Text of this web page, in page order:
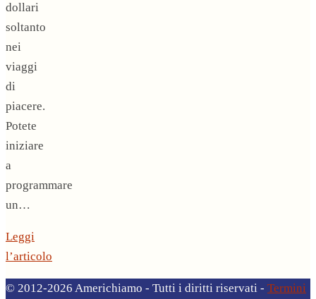
dollari
soltanto
nei
viaggi
di
piacere.
Potete
iniziare
a
programmare
un…
Leggi
l’articolo
© 2012-2026 Americhiamo - Tutti i diritti riservati - Termini